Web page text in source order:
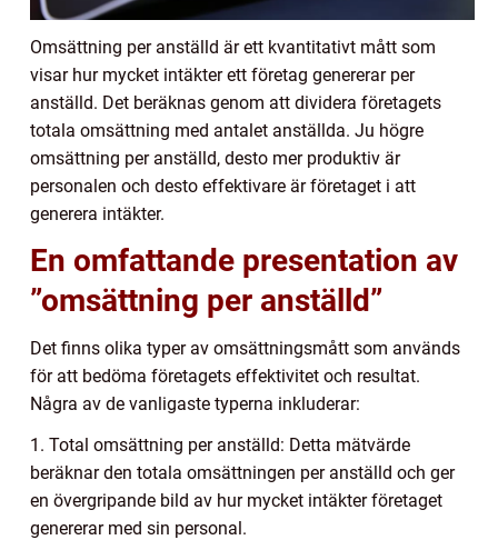
Omsättning per anställd är ett kvantitativt mått som
visar hur mycket intäkter ett företag genererar per
anställd. Det beräknas genom att dividera företagets
totala omsättning med antalet anställda. Ju högre
omsättning per anställd, desto mer produktiv är
personalen och desto effektivare är företaget i att
generera intäkter.
En omfattande presentation av
”omsättning per anställd”
Det finns olika typer av omsättningsmått som används
för att bedöma företagets effektivitet och resultat.
Några av de vanligaste typerna inkluderar:
1. Total omsättning per anställd: Detta mätvärde
beräknar den totala omsättningen per anställd och ger
en övergripande bild av hur mycket intäkter företaget
genererar med sin personal.